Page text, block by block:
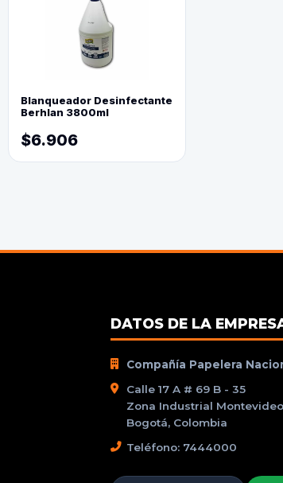
Blanqueador Desinfectante
Berhlan 3800ml
$6.906
DATOS DE LA
Compañía Papelera
Calle 17 A # 69 B - 35
Zona Industrial Montevideo
Bogotá, Colombia
Teléfono: 7444000